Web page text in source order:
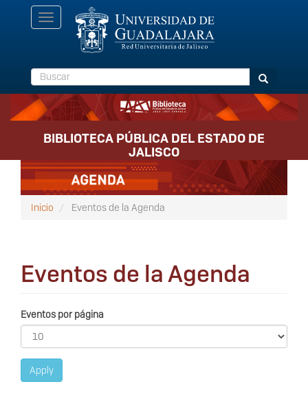
Toggle
navigation
Buscar Buscar
BIBLIOTECA PÚBLICA DEL ESTADO DE
JALISCO
Inicio Eventos de la Agenda
Eventos de la Agenda
Eventos por página
Apply